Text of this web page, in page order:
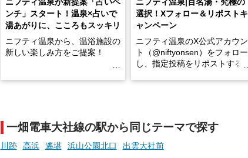
ンチ」スタート！温泉×占いで
湯あがりに、こころもスッキリ
ニフティ温泉から、温浴施設の
新しい楽しみ方をご提案！
手相やタロットなど気軽に楽し
める占いで、“ととのう”おふろ
時間を、もっと特別に。
選択！Xフォロー＆リポストキ
ャンペーン
ニフティ温泉のX公式アカウン
ト（@niftyonsen）をフォロー
し、指定投稿をリポストする
一畑電車大社線の駅から同じテーマで探す
川跡 高浜 遙堪 浜山公園北口 出雲大社前